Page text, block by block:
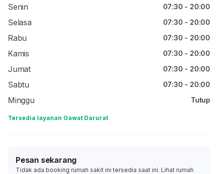
Senin 07:30 - 20:00
Selasa 07:30 - 20:00
Rabu 07:30 - 20:00
Kamis 07:30 - 20:00
Jumat 07:30 - 20:00
Sabtu 07:30 - 20:00
Minggu Tutup
Tersedia layanan Gawat Darurat
Pesan sekarang
Tidak ada booking rumah sakit ini tersedia saat ini. Lihat rumah